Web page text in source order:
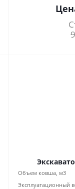
Объем ковша, м3
Эксплуатационный